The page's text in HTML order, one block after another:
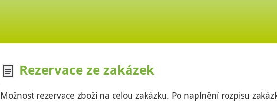
Rezervace ze zakázek
Možnost rezervace zboží na celou zakázku. Po naplnění rozpisu